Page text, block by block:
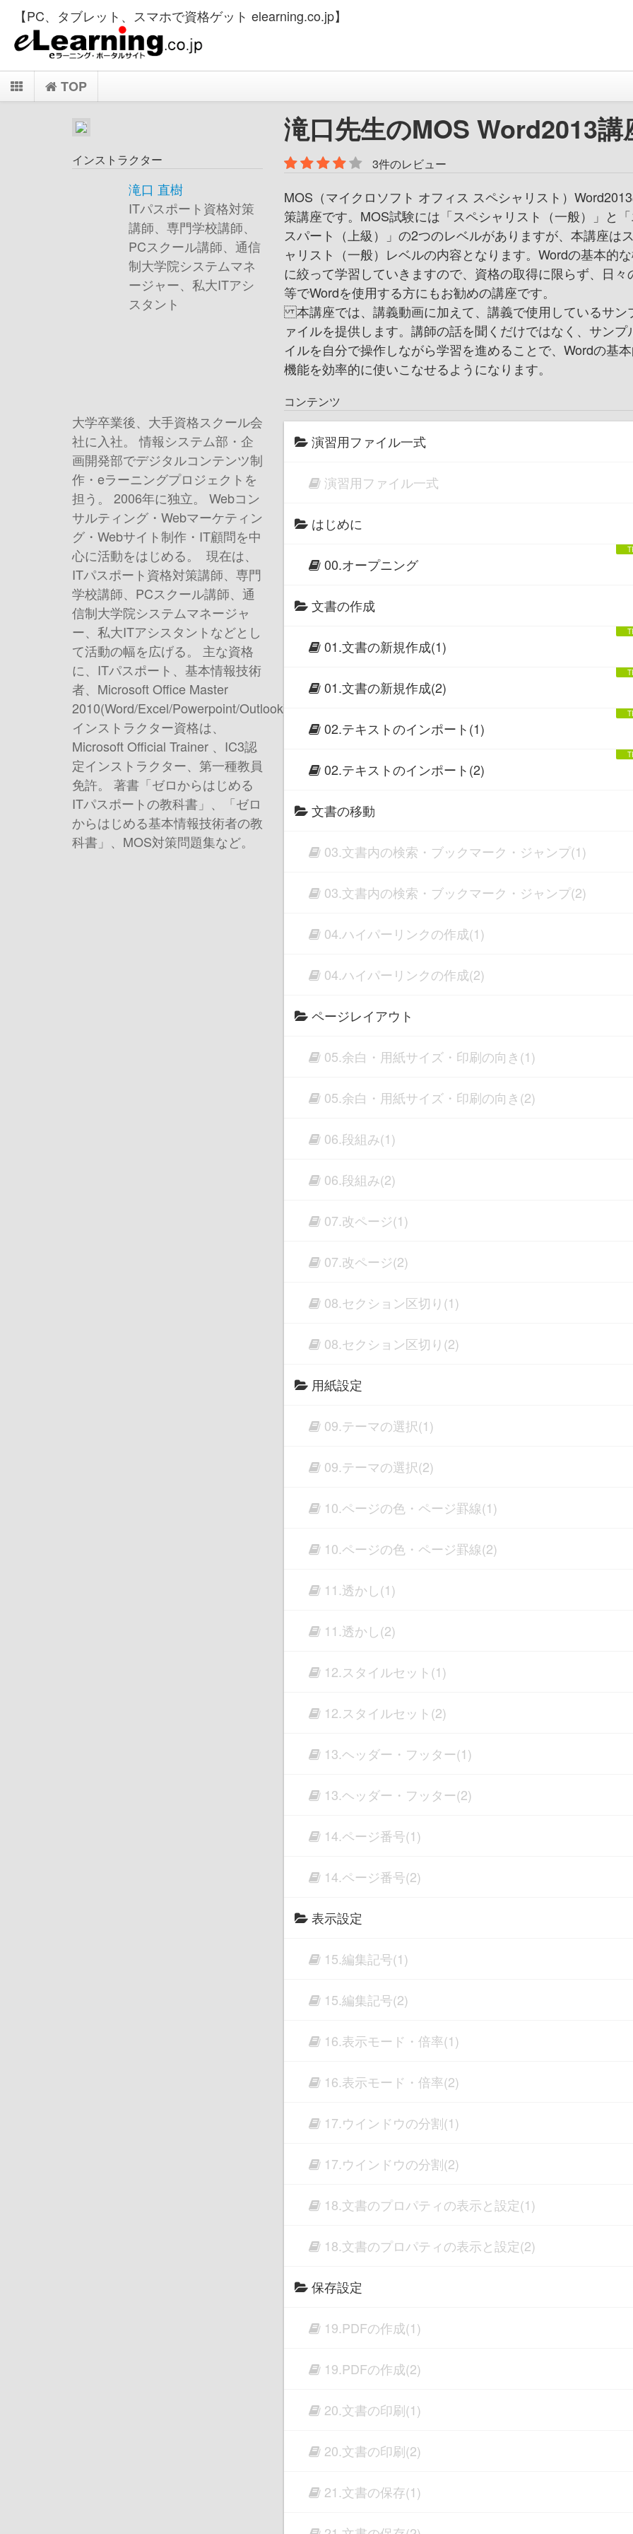
【PC、タブレット、スマホで資格ゲット elearning.co.jp】
TOP
インストラクター
滝口 直樹
ITパスポート資格対策
講師、専門学校講師、
PCスクール講師、通信
制大学院システムマネ
ージャー、私大ITアシ
スタント
大学卒業後、大手資格スクール会
社に入社。 情報システム部・企
画開発部でデジタルコンテンツ制
作・eラーニングプロジェクトを
担う。 2006年に独立。 Webコン
サルティング・Webマーケティン
グ・Webサイト制作・IT顧問を中
心に活動をはじめる。 現在は、
ITパスポート資格対策講師、専門
学校講師、PCスクール講師、通
信制大学院システムマネージャ
ー、私大ITアシスタントなどとし
て活動の幅を広げる。 主な資格
に、ITパスポート、基本情報技術
者、Microsoft Office Master
2010(Word/Excel/Powerpoint/Outlook)、
インストラクター資格は、
Microsoft Official Trainer 、IC3認
定インストラクター、第一種教員
免許。 著書 「ゼロからはじめる
ITパスポートの教科書」、「ゼロ
からはじめる基本情報技術者の教
科書」、MOS対策問題集など。
滝口先生のMOS Word2013講
3件のレビュー
MOS（マイクロソフト オフィス スペシャリスト）
策講座です。 MOS試験には「スペシャリスト（一般）」と
スパート（上級）」の2つのレベルがありますが、本講座は
ャリスト（一般）レベルの内容となります。Wordの基本的
に絞って学習していきますので、資格の取得に限らず、日々
等でWordを使用する方にもお勧めの講座です。
本講座では、講義動画に加えて、講義で使用しているサン
ァイルを提供します。講師の話を聞くだけではなく、サンプ
イルを自分で操作しながら学習を進めることで、Wordの基
機能を効率的に使いこなせるようになります。
コンテンツ
演習用ファイル一式
演習用ファイル一式
はじめに
00.オープニング
文書の作成
01.文書の新規作成(1)
01.文書の新規作成(2)
02.テキストのインポート(1)
02.テキストのインポート(2)
文書の移動
03.文書内の検索・ブックマーク・ジャンプ(1)
03.文書内の検索・ブックマーク・ジャンプ(2)
04.ハイパーリンクの作成(1)
04.ハイパーリンクの作成(2)
ページレイアウト
05.余白・用紙サイズ・印刷の向き(1)
05.余白・用紙サイズ・印刷の向き(2)
06.段組み(1)
06.段組み(2)
07.改ページ(1)
07.改ページ(2)
08.セクション区切り(1)
08.セクション区切り(2)
用紙設定
09.テーマの選択(1)
09.テーマの選択(2)
10.ページの色・ページ罫線(1)
10.ページの色・ページ罫線(2)
11.透かし(1)
11.透かし(2)
12.スタイルセット(1)
12.スタイルセット(2)
13.ヘッダー・フッター(1)
13.ヘッダー・フッター(2)
14.ページ番号(1)
14.ページ番号(2)
表示設定
15.編集記号(1)
15.編集記号(2)
16.表示モード・倍率(1)
16.表示モード・倍率(2)
17.ウインドウの分割(1)
17.ウインドウの分割(2)
18.文書のプロパティの表示と設定(1)
18.文書のプロパティの表示と設定(2)
保存設定
19.PDFの作成(1)
19.PDFの作成(2)
20.文書の印刷(1)
20.文書の印刷(2)
21.文書の保存(1)